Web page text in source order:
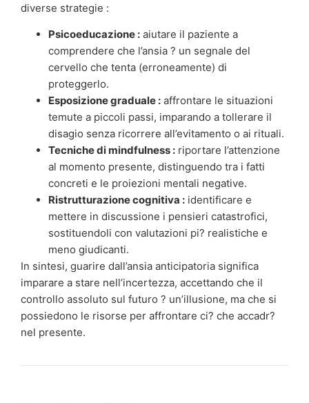
diverse strategie :
Psicoeducazione : aiutare il paziente a
comprendere che l’ansia ? un segnale del
cervello che tenta (erroneamente) di
proteggerlo.
Esposizione graduale : affrontare le situazioni
temute a piccoli passi, imparando a tollerare il
disagio senza ricorrere all’evitamento o ai rituali.
Tecniche di mindfulness : riportare l’attenzione
al momento presente, distinguendo tra i fatti
concreti e le proiezioni mentali negative.
Ristrutturazione cognitiva : identificare e
mettere in discussione i pensieri catastrofici,
sostituendoli con valutazioni pi? realistiche e
meno giudicanti.
In sintesi, guarire dall’ansia anticipatoria significa
imparare a stare nell’incertezza, accettando che il
controllo assoluto sul futuro ? un’illusione, ma che si
possiedono le risorse per affrontare ci? che accadr?
nel presente.